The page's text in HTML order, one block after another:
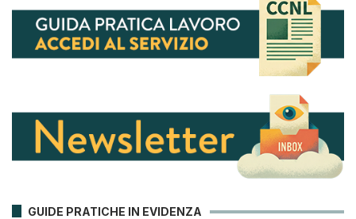
GUIDE PRATICHE IN EVIDENZA